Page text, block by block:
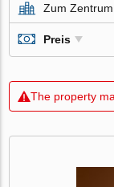
Zum Zentrum
Preis
The property